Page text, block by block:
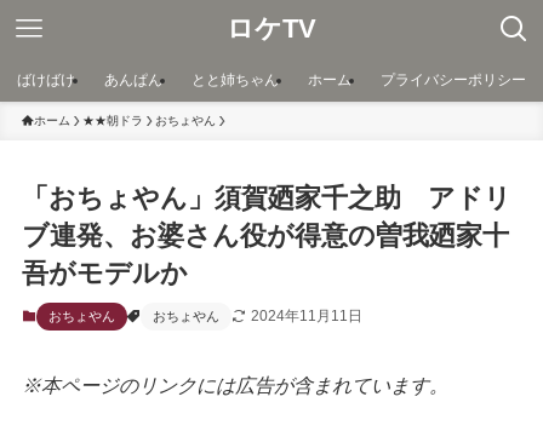
ロケTV
ばけばけ あんぱん とと姉ちゃん ホーム プライバシーポリシー
ホーム ★★朝ドラ おちょやん
「おちょやん」須賀廼家千之助 アドリ
ブ連発、お婆さん役が得意の曽我廼家十
吾がモデルか
おちょやん おちょやん 2024年11月11日
※本ページのリンクには広告が含まれています。